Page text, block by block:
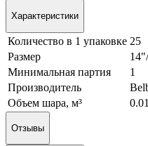
Характеристики
Количество в 1 упаковке 25
Размер
Минимальная партия
1
Производитель
Объем шара, м³
Отзывы